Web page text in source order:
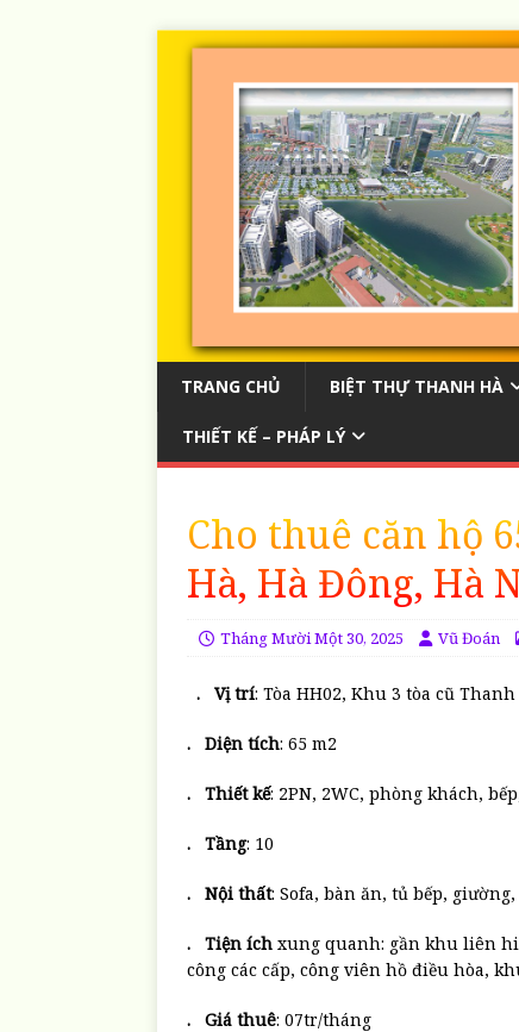
TRANG CHỦ BIỆT THỰ THANH HÀ
THIẾT KẾ – PHÁP LÝ
Cho thuê căn hộ
Hà, Hà Đông, Hà
Tháng Mười Một 30, 2025 Vũ Đoán
. Vị trí: Tòa HH02, Khu 3 tòa cũ
. Diện tích: 65 m2
. Thiết kế: 2PN, 2WC, phòng khách,
. Tầng: 10
. Nội thất: Sofa, bàn ăn, tủ bếp,
. Tiện ích xung quanh: gần khu liên
công các cấp, công viên hồ điều hòa,
. Giá thuê: 07tr/tháng